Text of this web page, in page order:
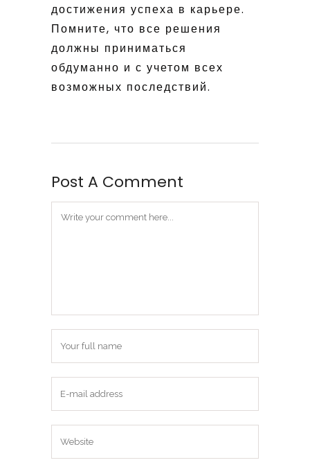
достижения успеха в карьере.
Помните, что все решения
должны приниматься
обдуманно и с учетом всех
возможных последствий.
Post A Comment